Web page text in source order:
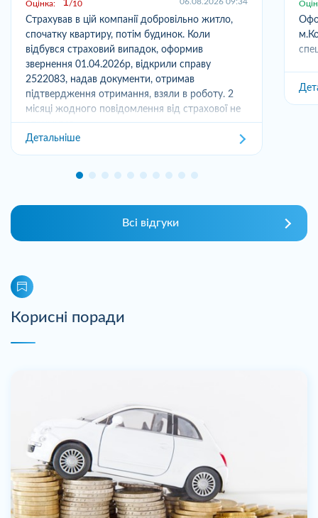
Оцінка: 10
Страхував в цій компанії добровільно житло,
спочатку квартиру, потім будинок. Коли
відбувся страховий випадок, оформив
звернення 01.04.2026р, відкрили справу
2522083, надав документи, отримав
підтвердження отримання, взяли в роботу. 2
місяці жодного повідомлення від страхової не
отримував,...
Детальніше
Всі відгуки
Корисні поради